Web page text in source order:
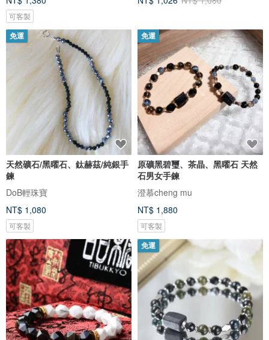
可客製
免運
天然礦石/黑曜石、鈦赫茲/純銀手
鍊
DoB輕珠寶
NT$ 1,080
可客製
免運
原礦黑碧璽、茶晶、黑曜石 天然
石男女手鍊
澄慕cheng mu
NT$ 1,880
可客製
免運